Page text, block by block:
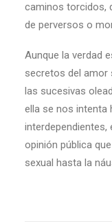
caminos torcidos,
de perversos o
Aunque la verdad
secretos del amor
las sucesivas
ella se nos intenta
interdependientes,
opinión pública
sexual hasta la